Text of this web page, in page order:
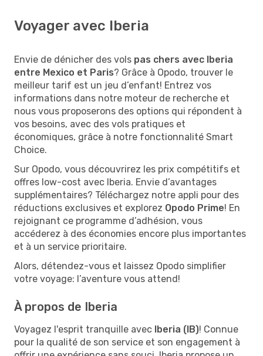
Voyager avec Iberia
Envie de dénicher des vols pas chers avec Iberia
entre Mexico et Paris? Grâce à Opodo, trouver le
meilleur tarif est un jeu d’enfant! Entrez vos
informations dans notre moteur de recherche et
nous vous proposerons des options qui répondent à
vos besoins, avec des vols pratiques et
économiques, grâce à notre fonctionnalité Smart
Choice.
Sur Opodo, vous découvrirez les prix compétitifs et
offres low-cost avec Iberia. Envie d’avantages
supplémentaires? Téléchargez notre appli pour des
réductions exclusives et explorez Opodo Prime! En
rejoignant ce programme d’adhésion, vous
accéderez à des économies encore plus importantes
et à un service prioritaire.
Alors, détendez-vous et laissez Opodo simplifier
votre voyage: l’aventure vous attend!
À propos de Iberia
Voyagez l'esprit tranquille avec Iberia (IB)! Connue
pour la qualité de son service et son engagement à